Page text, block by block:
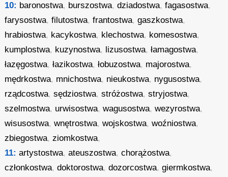
10: baronostwa, burszostwa,dziadostwa,fagasostwa,
farysostwa,filutostwa,frantostwa,gaszkostwa,
hrabiostwa, kacykostwa, klechostwa, komesostwa,
kumplostwa, kuzynostwa, lizusostwa,łamagostwa,
łazęgostwa,łazikostwa,łobuzostwa, majorostwa,
mędrkostwa, mnichostwa, nieukostwa, nygusostwa,
rządcostwa,sędziostwa,stróżostwa,stryjostwa,
szelmostwa, urwisostwa,wagusostwa,wezyrostwa,
wisusostwa,wnętrostwa,wojskostwa,woźniostwa,
zbiegostwa,ziomkostwa,
11: artystostwa,ateuszostwa,chorążostwa,
członkostwa,doktorostwa,dozorcostwa,giermkostwa,